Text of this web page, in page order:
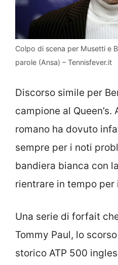
Colpo di scena per Musetti e
parole (Ansa) – Tennisfever.it
Discorso simile per
campione al
romano ha dovuto
sempre per i noti
bandiera bianca con
rientrare in tempo per
Una serie di forfait
Tommy Paul, lo
storico ATP 500